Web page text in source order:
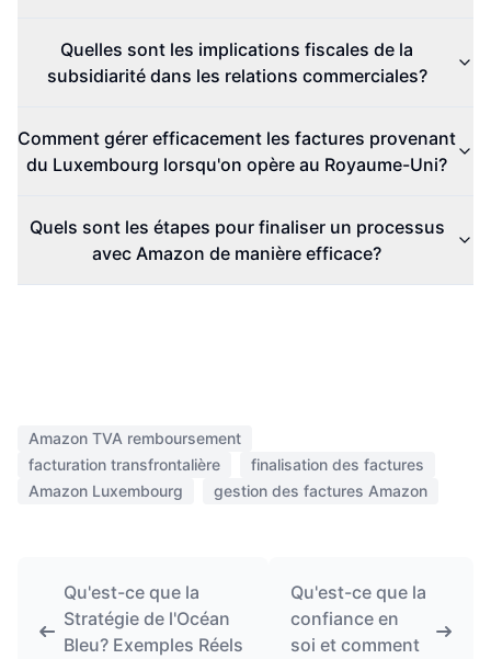
Quelles sont les implications fiscales de la
subsidiarité dans les relations commerciales?
Comment gérer efficacement les factures provenant
du Luxembourg lorsqu'on opère au Royaume-Uni?
Quels sont les étapes pour finaliser un processus
avec Amazon de manière efficace?
Amazon TVA remboursement
facturation transfrontalière
finalisation des factures
Amazon Luxembourg
gestion des factures Amazon
Qu'est-ce que la
Stratégie de l'Océan
Bleu? Exemples Réels
Qu'est-ce que la
confiance en
soi et comment